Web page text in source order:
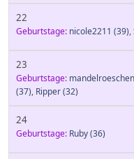
22
Geburtstage: nicole2211 (39),
23
Geburtstage: mandelroeschen
(37), Ripper(32)
24
Geburtstage: Ruby(36)